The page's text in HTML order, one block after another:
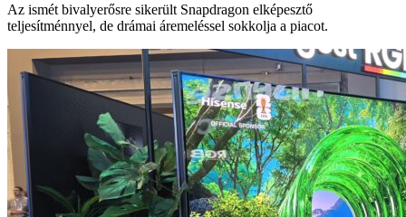
Az ismét bivalyerősre sikerült Snapdragon elképesztő
teljesítménnyel, de drámai áremeléssel sokkolja a piacot.